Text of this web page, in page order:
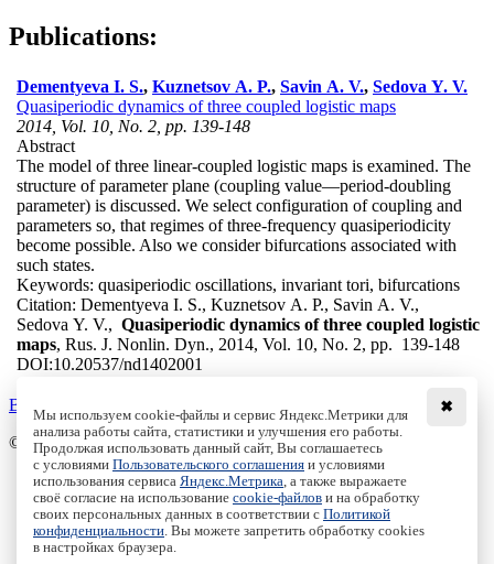
Publications:
Dementyeva I. S., Kuznetsov A. P., Savin A. V., Sedova Y. V.
Quasiperiodic dynamics of three coupled logistic maps
2014, Vol. 10, No. 2, pp. 139-148
Abstract
The model of three linear-coupled logistic maps is examined. The
structure of parameter plane (coupling value—period-doubling
parameter) is discussed. We select configuration of coupling and
parameters so, that regimes of three-frequency quasiperiodicity
become possible. Also we consider bifurcations associated with
such states.
Keywords: quasiperiodic oscillations, invariant tori, bifurcations
Citation: Dementyeva I. S., Kuznetsov A. P., Savin A. V.,
Sedova Y. V., Quasiperiodic dynamics of three coupled logistic
maps, Rus. J. Nonlin. Dyn., 2014, Vol. 10, No. 2, pp. 139-148
DOI:10.20537/nd1402001
Back to the list
© Institute of Computer Science Izhevsk, 2005 - 2026
About
Editorial Board
All Issues
Author Info
Publishing Ethics
✖
Мы используем cookie-файлы и сервис Яндекс.Метрики для
анализа работы сайта, статистики и улучшения его работы.
Продолжая использовать данный сайт, Вы соглашаетесь
с условиями Пользовательского соглашения и условиями
использования сервиса Яндекс.Метрика , а также выражаете
своё согласие на использование cookie-файлов и на обработку
своих персональных данных в соответствии с Политикой
конфиденциальности . Вы можете запретить обработку cookies
в настройках браузера.